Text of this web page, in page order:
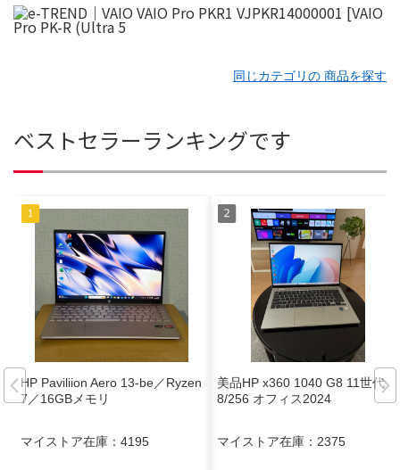
同じカテゴリの 商品を探す
ベストセラーランキングです
HP Paviliion Aero 13-be／Ryzen
7／16GBメモリ
マイストア在庫： 4195
美品HP x360 1040 G8 11世代i5
8/256 オフィス2024
マイストア在庫： 2375